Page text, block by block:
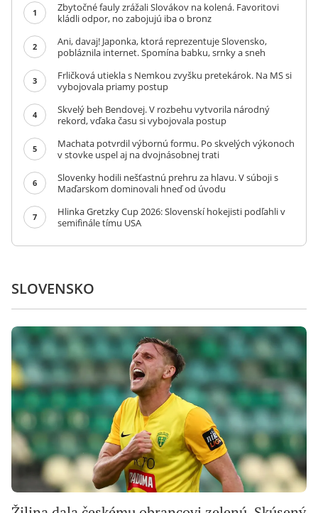
1
Zbytočné fauly zrážali Slovákov na kolená. Favoritovi
kládli odpor, no zabojujú iba o bronz
2
Ani, davaj! Japonka, ktorá reprezentuje Slovensko,
pobláznila internet. Spomína babku, srnky a sneh
3
Frličková utiekla s Nemkou zvyšku pretekárok. Na MS si
vybojovala priamy postup
4
Skvelý beh Bendovej. V rozbehu vytvorila národný
rekord, vďaka času si vybojovala postup
5
Machata potvrdil výbornú formu. Po skvelých výkonoch
v stovke uspel aj na dvojnásobnej trati
6
Slovenky hodili nešťastnú prehru za hlavu. V súboji s
Maďarskom dominovali hneď od úvodu
7
Hlinka Gretzky Cup 2026: Slovenskí hokejisti podľahli v
semifinále tímu USA
SLOVENSKO